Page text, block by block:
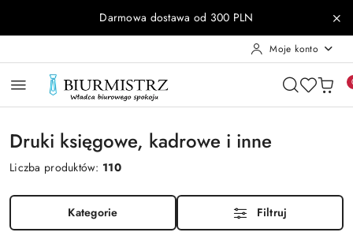
Przejdź do treści głównej
Przejdź do wyszukiwarki
Przejdź do moje konto
Przejdź do menu głównego
Przejdź do stopkiDarmowa dostawa od 300 PLN
Moje konto
Druki księgowe, kadrowe i inne
Liczba produktów: 110
Kategorie Filtruj